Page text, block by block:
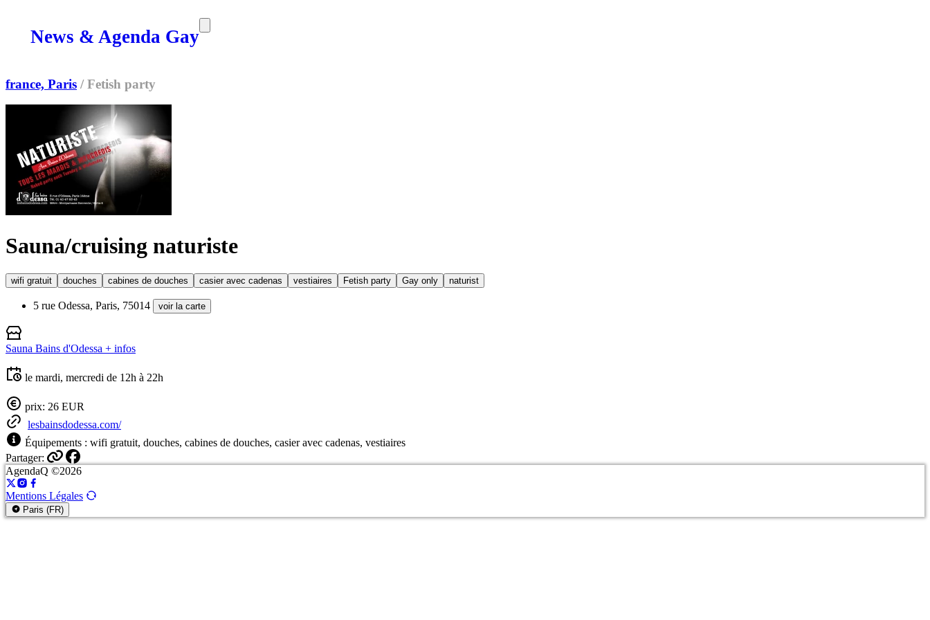
News & Agenda Gay
france, Paris / Fetish party
Sauna/cruising naturiste
wifi gratuit douches cabines de douches casier avec cadenas vestiaires Fetish party Gay only naturist
5 rue Odessa, Paris, 75014 voir la carte
Sauna Bains d'Odessa + infos
le mardi, mercredi de 12h à 22h
prix: 26 EUR
lesbainsdodessa.com/
Équipements : wifi gratuit, douches, cabines de douches, casier avec cadenas, vestiaires
Partager:
AgendaQ ©2026
Mentions Légales
Paris (FR)